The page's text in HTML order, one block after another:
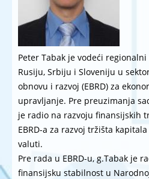
Peter Tabak je vodeći
Rusiju, Srbiju i Sloveniju u
obnovu i razvoj (EBRD) za
upravljanje. Pre preuzimanja
je radio na razvoju finansijskih
EBRD-a za razvoj tržišta
valuti.
Pre rada u EBRD-u, g.Tabak je
finansijsku stabilnost u